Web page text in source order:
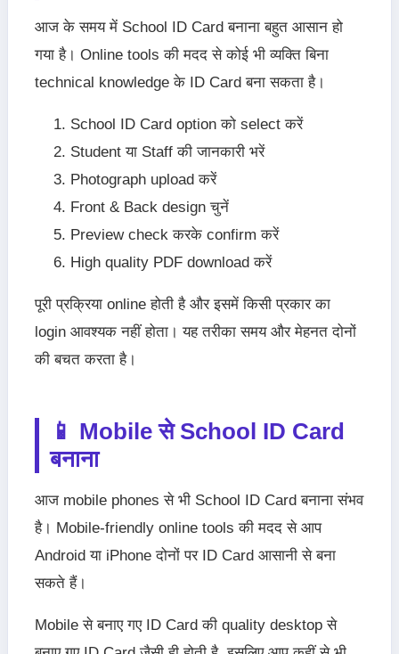
आज के समय में School ID Card बनाना बहुत आसान हो
गया है। Online tools की मदद से कोई भी व्यक्ति बिना
technical knowledge के ID Card बना सकता है।
School ID Card option को select करें
Student या Staff की जानकारी भरें
Photograph upload करें
Front & Back design चुनें
Preview check करके confirm करें
High quality PDF download करें
पूरी प्रक्रिया online होती है और इसमें किसी प्रकार का
login आवश्यक नहीं होता। यह तरीका समय और मेहनत दोनों
की बचत करता है।
📱 Mobile से School ID Card
बनाना
आज mobile phones से भी School ID Card बनाना संभव
है। Mobile-friendly online tools की मदद से आप
Android या iPhone दोनों पर ID Card आसानी से बना
सकते हैं।
Mobile से बनाए गए ID Card की quality desktop से